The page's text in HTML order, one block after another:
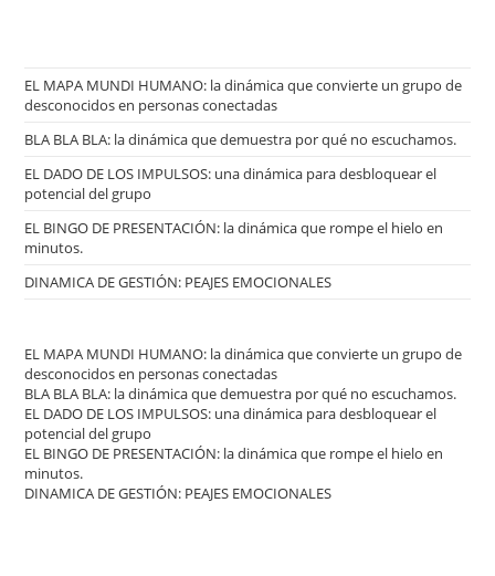
EL MAPA MUNDI HUMANO: la dinámica que convierte un grupo de
desconocidos en personas conectadas
BLA BLA BLA: la dinámica que demuestra por qué no escuchamos.
EL DADO DE LOS IMPULSOS: una dinámica para desbloquear el
potencial del grupo
EL BINGO DE PRESENTACIÓN: la dinámica que rompe el hielo en
minutos.
DINAMICA DE GESTIÓN: PEAJES EMOCIONALES
EL MAPA MUNDI HUMANO: la dinámica que convierte un grupo de
desconocidos en personas conectadas
BLA BLA BLA: la dinámica que demuestra por qué no escuchamos.
EL DADO DE LOS IMPULSOS: una dinámica para desbloquear el
potencial del grupo
EL BINGO DE PRESENTACIÓN: la dinámica que rompe el hielo en
minutos.
DINAMICA DE GESTIÓN: PEAJES EMOCIONALES